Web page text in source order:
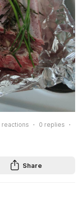
reactions 0 replies
Share